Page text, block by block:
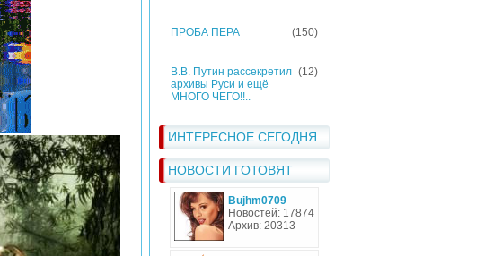
ПРОБА ПЕРА (150)
В.В. Путин рассекретил
архивы Руси и ещё
МНОГО ЧЕГО!!..
(12)
ИНТЕРЕСНОЕ СЕГОДНЯ
НОВОСТИ ГОТОВЯТ
Bujhm0709
Новостей: 17874
Архив: 20313